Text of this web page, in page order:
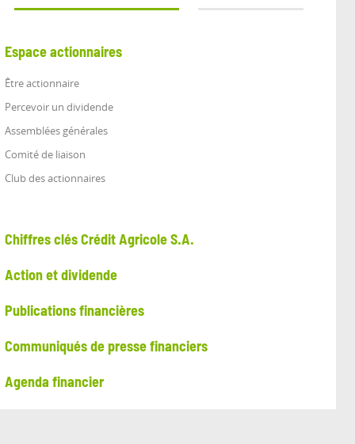
Espace actionnaires
Être actionnaire
Percevoir un dividende
Assemblées générales
Comité de liaison
Club des actionnaires
Chiffres clés Crédit Agricole S.A.
Action et dividende
Publications financières
Communiqués de presse financiers
Agenda financier